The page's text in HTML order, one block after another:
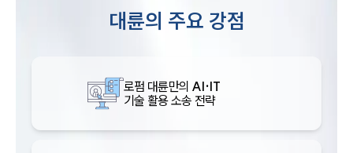
대륜의 주요 강점
로펌 대륜만의 AI·IT
기술 활용 소송 전략